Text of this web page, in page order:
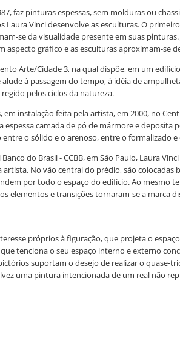
faz pinturas espessas, sem molduras ou
Laura Vinci desenvolve as esculturas. O
se da visualidade presente em suas
aspecto gráfico e as esculturas aproximam-se
Arte/Cidade 3, na qual dispõe, em um
à passagem do tempo, à idéia de
pelos ciclos da natureza.
instalação feita pela artista, em 2000, no
espessa camada de pó de mármore e
o sólido e o arenoso, entre o formalizado
do Brasil - CCBB, em São Paulo, Laura
No vão central do prédio, são
por todo o espaço do edifício. Ao
elementos e transições tornaram-se a marca
próprios à figuração, que projeta o
tenciona o seu espaço interno e externo
suportam o desejo de realizar o
uma pintura intencionada de um real não